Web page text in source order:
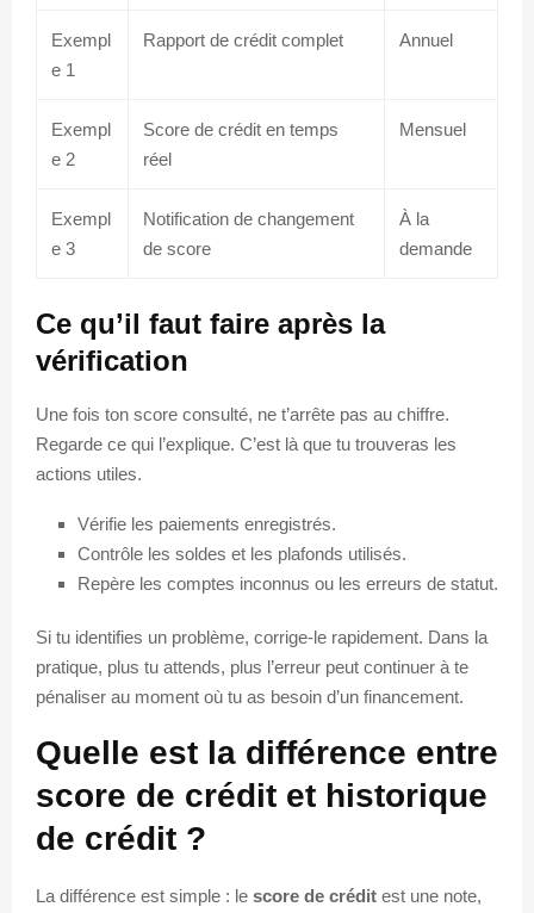
Exempl
e 1
Rapport de crédit complet Annuel
Exempl
e 2
Score de crédit en temps
réel
Mensuel
Exempl
e 3
Notification de changement
de score
À la
demande
Ce qu’il faut faire après la
vérification
Une fois ton score consulté, ne t’arrête pas au chiffre.
Regarde ce qui l’explique. C’est là que tu trouveras les
actions utiles.
Vérifie les paiements enregistrés.
Contrôle les soldes et les plafonds utilisés.
Repère les comptes inconnus ou les erreurs de statut.
Si tu identifies un problème, corrige-le rapidement. Dans la
pratique, plus tu attends, plus l’erreur peut continuer à te
pénaliser au moment où tu as besoin d’un financement.
Quelle est la différence entre
score de crédit et historique
de crédit ?
La différence est simple : le score de crédit est une note,